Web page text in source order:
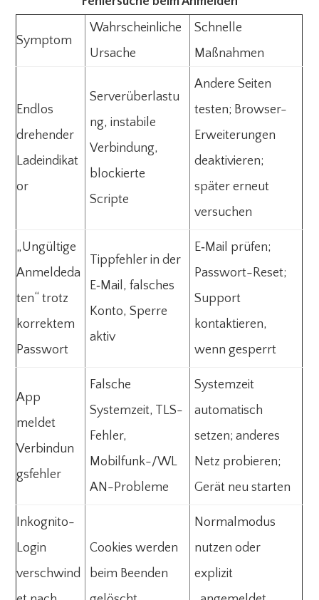
Symptom
Wahrscheinliche
Ursache
Schnelle
Maßnahmen
Endlos
drehender
Ladeindikat
or
Serverüberlastu
ng, instabile
Verbindung,
blockierte
Scripte
Andere Seiten
testen; Browser-
Erweiterungen
deaktivieren;
später erneut
versuchen
„Ungültige
Anmeldeda
ten“ trotz
korrektem
Passwort
Tippfehler in der
E‑Mail, falsches
Konto, Sperre
aktiv
E‑Mail prüfen;
Passwort-Reset;
Support
kontaktieren,
wenn gesperrt
App
meldet
Verbindun
gsfehler
Falsche
Systemzeit, TLS-
Fehler,
Mobilfunk-/WL
AN-Probleme
Systemzeit
automatisch
setzen; anderes
Netz probieren;
Gerät neu starten
Inkognito-
Login
verschwind
Cookies werden
beim Beenden
Normalmodus
nutzen oder
explizit